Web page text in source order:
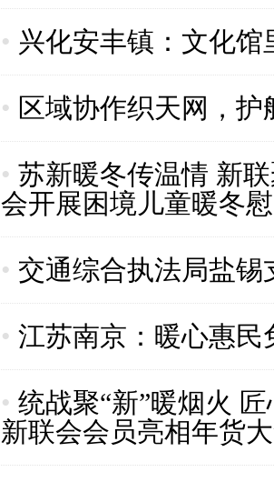
• 兴化安丰镇：文化
• 区域协作织天网，护
• 苏新暖冬传温情 新
会开展困境儿童暖冬
• 交通综合执法局盐
• 江苏南京：暖心惠
• 统战聚“新”暖烟火
新联会会员亮相年货